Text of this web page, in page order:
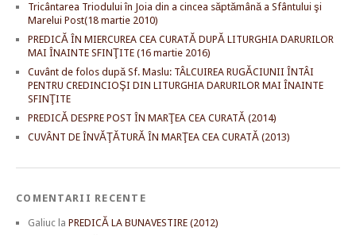
Tricântarea Triodului în Joia din a cincea săptămână a Sfântului şi
Marelui Post(18 martie 2010)
PREDICĂ ÎN MIERCUREA CEA CURATĂ DUPĂ LITURGHIA DARURILOR
MAI ÎNAINTE SFINŢITE (16 martie 2016)
Cuvânt de folos după Sf. Maslu: TÂLCUIREA RUGĂCIUNII ÎNTÂI
PENTRU CREDINCIOŞI DIN LITURGHIA DARURILOR MAI ÎNAINTE
SFINŢITE
PREDICĂ DESPRE POST ÎN MARŢEA CEA CURATĂ (2014)
CUVÂNT DE ÎNVĂŢĂTURĂ ÎN MARŢEA CEA CURATĂ (2013)
COMENTARII RECENTE
Galiuc la PREDICĂ LA BUNAVESTIRE (2012)